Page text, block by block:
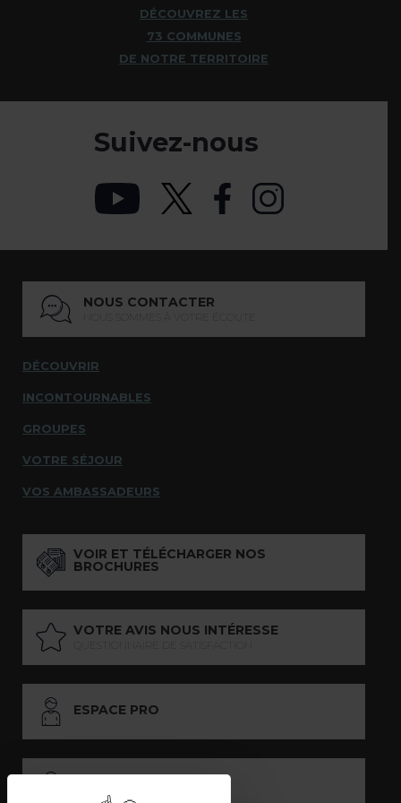
DÉCOUVREZ LES
73 COMMUNES
DE NOTRE TERRITOIRE
Suivez-nous
NOUS CONTACTER
DÉCOUVRIR
INCONTOURNABLES
GROUPES
VOTRE SÉJOUR
VOS AMBASSADEURS
VOIR ET TÉLÉCHARGER NOS
BROCHURES
VOTRE AVIS NOUS INTÉRESSE
ESPACE PRO